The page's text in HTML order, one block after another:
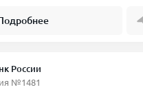
России
№1481